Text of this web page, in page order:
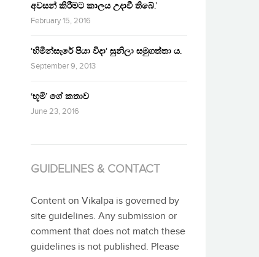
අවසන් කිරීමට කාලය උදාවී තිබේ.’
February 15, 2016
‘හිමින්සැරේ පියා විදා‘ සුනිලා සමුගත්තා ය.
September 9, 2013
‘භූමි’ ගේ කතාව
June 23, 2016
GUIDELINES & CONTACT
Content on Vikalpa is governed by
site guidelines. Any submission or
comment that does not match these
guidelines is not published. Please